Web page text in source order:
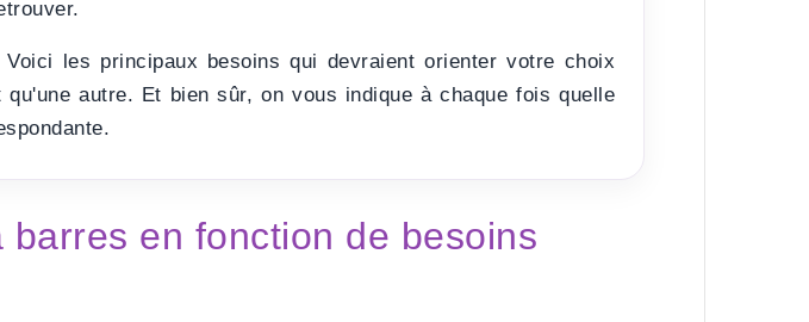
les principaux besoins qui devraient orienter votre choix
autre. Et bien sûr, on vous indique à chaque fois quelle
en fonction de besoins